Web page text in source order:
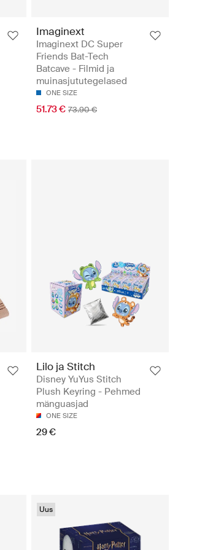
Imaginext
Imaginext DC Super
Friends Bat-Tech
Batcave - Filmid ja
muinasjututegelased
ONE SIZE
51.73 € 73.90 €
Lilo ja Stitch
Disney YuYus Stitch
Plush Keyring - Pehmed
mänguasjad
ONE SIZE
29 €
Uus